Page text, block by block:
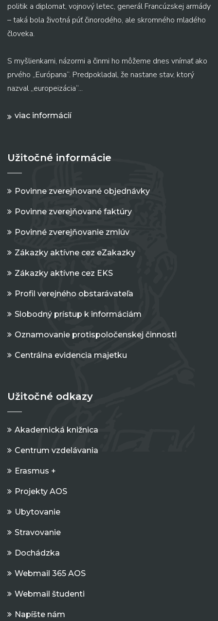
politik a diplomat, vojnový letec, generál Francúzskej armády
– taká bola životná púť činorodého, ale skromného mladého
človeka.
S myšlienkami, názormi a činmi ho môžeme dnes vnímať ako
prvého „Európana“. Predpokladal, že nastane stav, ktorý
nazval „europeizácia“...
viac informácií
Užitočné informácie
Povinne zverejňované objednávky
Povinne zverejňované faktúry
Povinné zverejňovanie zmlúv
Zákazky aktívne cez eZakazky
Zákazky aktívne cez EKS
Profil verejného obstarávateľa
Slobodný prístup k informáciám
Oznamovanie protispoločenskej činnosti
Centrálna evidencia majetku
Užitočné odkazy
Akademická knižnica
Centrum vzdelávania
Erasmus +
Projekty AOS
Ubytovanie
Stravovanie
Dochádzka
Webmail 365 AOS
Webmail študenti
Napíšte nám